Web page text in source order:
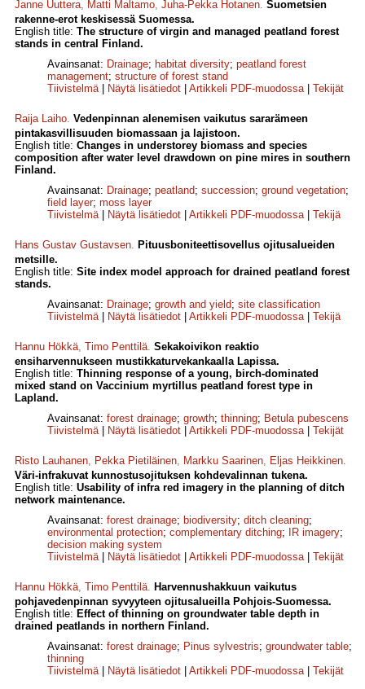
Janne Uuttera, Matti Maltamo, Juha-Pekka Hotanen. Suometsien
rakenne-erot keskisessä Suomessa.
English title: The structure of virgin and managed peatland forest
stands in central Finland.
Avainsanat: Drainage; habitat diversity; peatland forest
management; structure of forest stand
Tiivistelmä| Näytä lisätiedot Artikkeli PDF-muodossa| Tekijät
Raija Laiho. Vedenpinnan alenemisen vaikutus sararämeen
pintakasvillisuuden biomassaan ja lajistoon.
English title: Changes in understorey biomass and species
composition after water level drawdown on pine mires in southern
Finland.
Avainsanat: Drainage; peatland; succession; ground vegetation;
field layer; moss layer
Tiivistelmä| Näytä lisätiedot Artikkeli PDF-muodossa| Tekijä
Hans Gustav Gustavsen. Pituusboniteettisovellus ojitusalueiden
metsille.
English title: Site index model approach for drained peatland forest
stands.
Avainsanat: Drainage; growth and yield; site classification
Tiivistelmä| Näytä lisätiedot Artikkeli PDF-muodossa| Tekijä
Hannu Hökkä, Timo Penttilä. Sekakoivikon reaktio
ensiharvennukseen mustikkaturvekankaalla Lapissa.
English title: Thinning response of a young, birch-dominated
mixed stand on Vaccinium myrtillus peatland forest type in
Lapland.
Avainsanat: forest drainage; growth; thinning; Betula pubescens
Tiivistelmä| Näytä lisätiedot Artikkeli PDF-muodossa| Tekijät
Risto Lauhanen, Pekka Pietiläinen, Markku Saarinen, Eljas Heikkinen.
Väri-infrakuvat kunnostusojituksen kohdevalinnan tukena.
English title: Usability of infra red imagery in the planning of ditch
network maintenance.
Avainsanat: forest drainage; biodiversity; ditch cleaning;
environmental protection; complementary ditching; IR imagery;
decision making system
Tiivistelmä| Näytä lisätiedot Artikkeli PDF-muodossa| Tekijät
Hannu Hökkä, Timo Penttilä. Harvennushakkuun vaikutus
pohjavedenpinnan syvyyteen ojitusalueilla Pohjois-Suomessa.
English title: Effect of thinning on groundwater table depth in
drained peatlands in northern Finland.
Avainsanat: forest drainage; Pinus sylvestris; groundwater table;
thinning
Tiivistelmä| Näytä lisätiedot Artikkeli PDF-muodossa| Tekijät